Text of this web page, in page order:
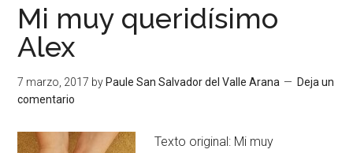
Mi muy queridísimo
Alex
7 marzo, 2017 by Paule San Salvador del Valle Arana
Deja un
comentario
Texto original: Mi muy